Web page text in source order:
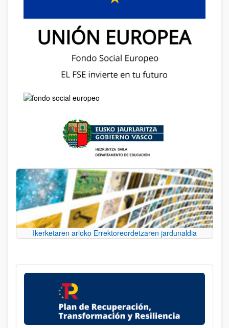
Ikerketaren arloko Errektoreordetzaren jardunaldia